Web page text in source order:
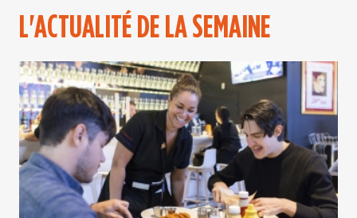
L'ACTUALITÉ DE LA SEMAINE